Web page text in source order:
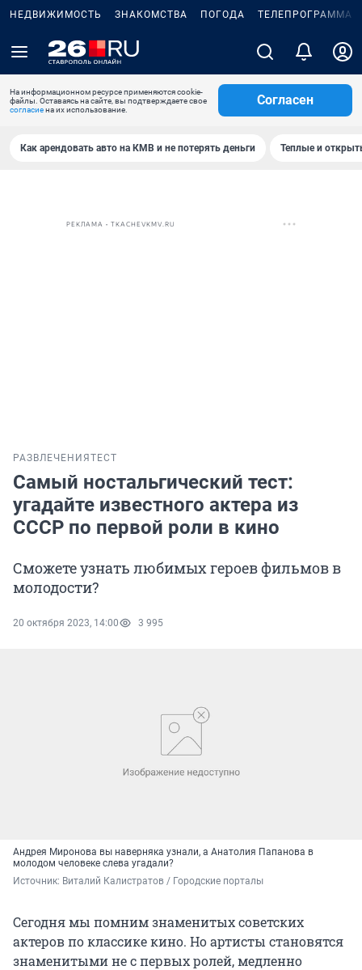
НЕДВИЖИМОСТЬ ЗНАКОМСТВА ПОГОДА ТЕЛЕПРОГРАММА
На информационном ресурсе применяются cookie-
файлы. Оставаясь на сайте, вы подтверждаете свое
согласиена их использование.
Согласен
Как арендовать авто на КМВ и не потерять деньги Теплые и
РЕКЛАМА • TKACHEVKMV.RU
РАЗВЛЕЧЕНИЯ ТЕСТ
Самый ностальгический тест:
угадайте известного актера из
СССР по первой роли в кино
Сможете узнать любимых героев фильмов в
молодости?
20 октября 2023, 14:00 3 995
Андрея Миронова вы наверняка узнали, а Анатолия Папанова в
молодом человеке слева угадали?
Источник: Виталий Калистратов / Городские порталы
Сегодня мы помним знаменитых советских
актеров по классике кино. Но артисты становятся
знаменитыми не с первых ролей, медленно